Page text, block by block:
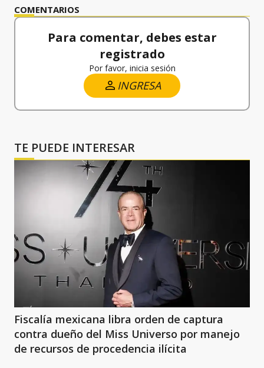
COMENTARIOS
Para comentar, debes estar
registrado
Por favor, inicia sesión
INGRESA
TE PUEDE INTERESAR
Fiscalía mexicana libra orden de captura
contra dueño del Miss Universo por manejo
de recursos de procedencia ilícita